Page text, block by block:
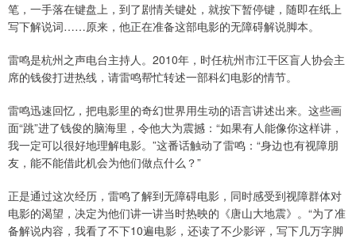
笔，一手落在键盘上，到了剧情关键处，就按下暂停键，随即在纸上
写下解说词……原来，他正在准备这部电影的无障碍解说脚本。
雷鸣是杭州之声电台主持人。2010年，时任杭州市江干区盲人协会主
席的钱俊打进热线，请雷鸣帮忙转述一部科幻电影的情节。
雷鸣迅速回忆，把电影里的奇幻世界用生动的语言讲述出来。这些画
面“跳”进了钱俊的脑海里，令他大为震撼：“如果有人能像你这样讲，
我一定可以很好地理解电影。”这番话触动了雷鸣：“身边也有视障朋
友，能不能借此机会为他们做点什么？”
正是通过这次经历，雷鸣了解到无障碍电影，同时感受到视障群体对
电影的渴望，决定为他们讲一讲当时热映的《唐山大地震》。“为了准
备解说内容，我看了不下10遍电影，还读了不少影评，写下几万字脚